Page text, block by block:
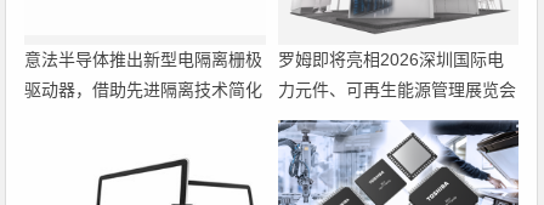
意法半导体推出新型电隔离栅极
驱动器，借助先进隔离技术简化
罗姆即将亮相2026深圳国际电
力元件、可再生能源管理展览会
暨研讨会